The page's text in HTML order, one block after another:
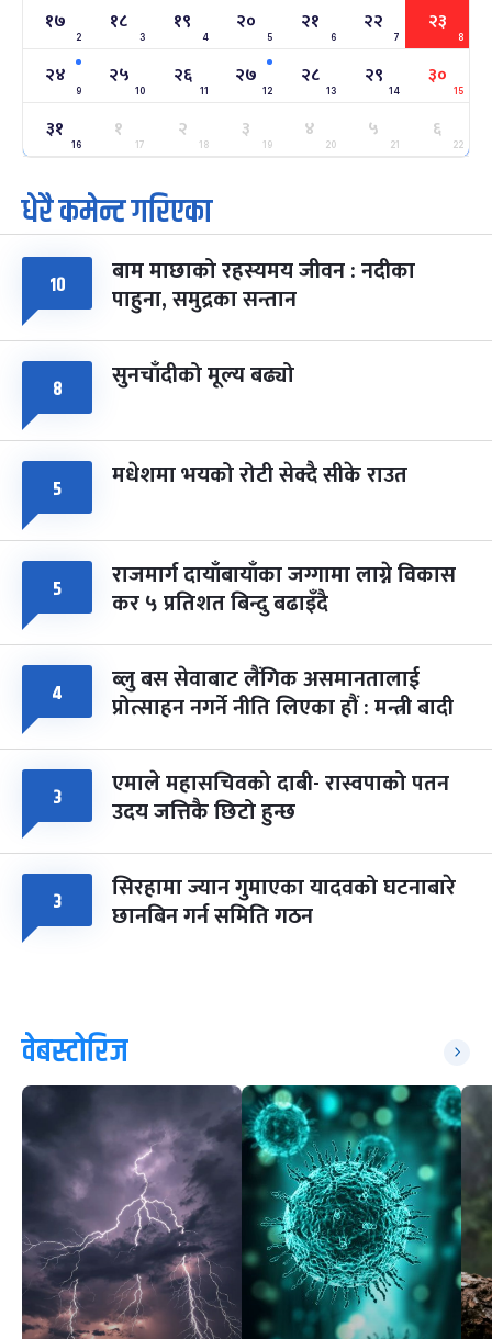
सोम फाल्गुन २४, २०८३- Mar 8, 2027
७ महिना बाँकी
२५
मंगल
ग्याल्पो ल्होसार
फाल्गुन २५, २०८३ Mar 9, 2027
७ महिना बाँकी
७
आइत
पूर्णिमा व्रत
चैत्र ७, २०८३-
८
सोम
फागुपूर्णिमा
चैत्र ८, २०८३-Mar 22, 2027
७ महिना बाँकी
१७
2
१८
3
१९
4
२०
5
२१
6
२२
7
२३
8
२४
9
२५
10
२६
11
२७
12
२८
13
२९
14
३०
15
३१
16
१
17
२
18
३
19
४
20
५
21
६
22
धेरै कमेन्ट गरिएका
१० बाम माछाको रहस्यमय जीवन : नदीका
पाहुना, समुद्रका सन्तान
८ सुनचाँदीको मूल्य बढ्यो
५ मधेशमा भयको रोटी सेक्दै सीके राउत
५ राजमार्ग दायाँबायाँका जग्गामा लाग्ने विकास
कर ५ प्रतिशत बिन्दु बढाइँदै
४ ब्लु बस सेवाबाट लैंगिक असमानतालाई
प्रोत्साहन नगर्ने नीति लिएका हौं : मन्त्री बादी
३ एमाले महासचिवको दाबी- रास्वपाको पतन
उदय जत्तिकै छिटो हुन्छ
३ सिरहामा ज्यान गुमाएका यादवको घटनाबारे
छानबिन गर्न समिति गठन
वेबस्टोरिज